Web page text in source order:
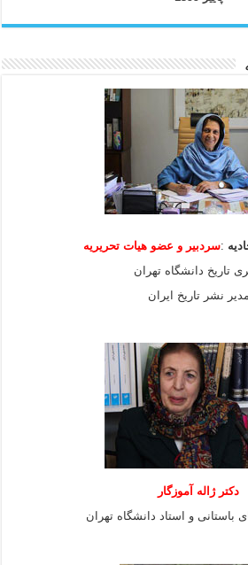
:سردبیر و عضو هیاتتحریریه
تاریخ دانشگاه تهران
مدیر نشر تاریخ ایران
دکتر ژاله آموزگار
باستانی و استاد دانشگاه تهران